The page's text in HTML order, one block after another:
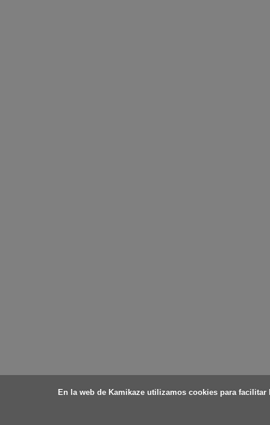
En la web de Kamikaze utilizamos cookies para